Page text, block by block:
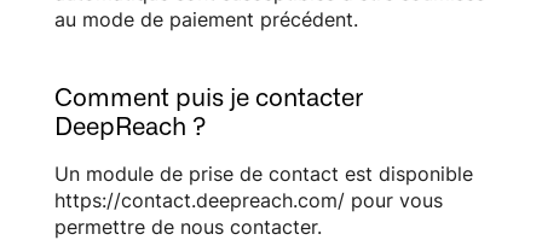
au mode de paiement précédent.
Comment puis je contacter
DeepReach ?
Un module de prise de contact est disponible
https://contact.deepreach.com/ pour vous
permettre de nous contacter.